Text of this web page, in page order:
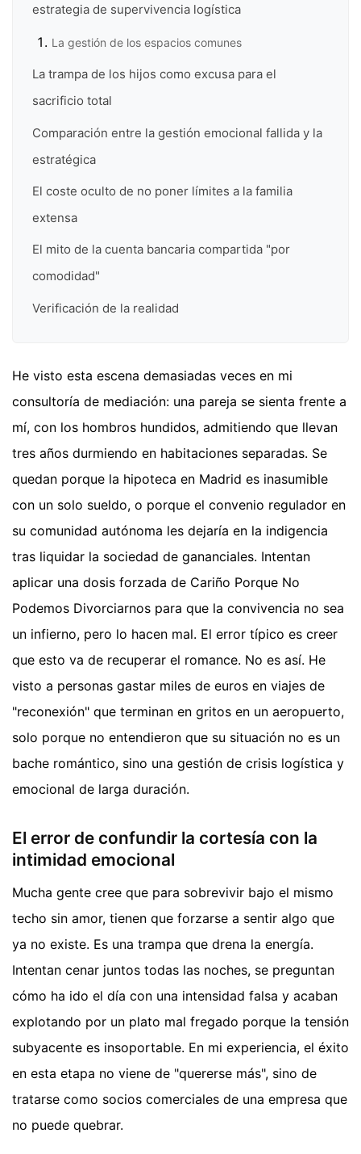
estrategia de supervivencia logística
La gestión de los espacios comunes
La trampa de los hijos como excusa para el
sacrificio total
Comparación entre la gestión emocional fallida y la
estratégica
El coste oculto de no poner límites a la familia
extensa
El mito de la cuenta bancaria compartida "por
comodidad"
Verificación de la realidad
He visto esta escena demasiadas veces en mi
consultoría de mediación: una pareja se sienta frente a
mí, con los hombros hundidos, admitiendo que llevan
tres años durmiendo en habitaciones separadas. Se
quedan porque la hipoteca en Madrid es inasumible
con un solo sueldo, o porque el convenio regulador en
su comunidad autónoma les dejaría en la indigencia
tras liquidar la sociedad de gananciales. Intentan
aplicar una dosis forzada de Cariño Porque No
Podemos Divorciarnos para que la convivencia no sea
un infierno, pero lo hacen mal. El error típico es creer
que esto va de recuperar el romance. No es así. He
visto a personas gastar miles de euros en viajes de
"reconexión" que terminan en gritos en un aeropuerto,
solo porque no entendieron que su situación no es un
bache romántico, sino una gestión de crisis logística y
emocional de larga duración.
El error de confundir la cortesía con la
intimidad emocional
Mucha gente cree que para sobrevivir bajo el mismo
techo sin amor, tienen que forzarse a sentir algo que
ya no existe. Es una trampa que drena la energía.
Intentan cenar juntos todas las noches, se preguntan
cómo ha ido el día con una intensidad falsa y acaban
explotando por un plato mal fregado porque la tensión
subyacente es insoportable. En mi experiencia, el éxito
en esta etapa no viene de "quererse más", sino de
tratarse como socios comerciales de una empresa que
no puede quebrar.